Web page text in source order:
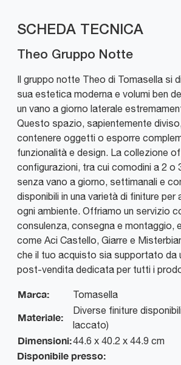
SCHEDA TECNICA
Theo Gruppo Notte
Il gruppo notte Theo di Tomasella si
sua estetica moderna e volumi ben
un vano a giorno laterale
Questo spazio, sapientemente
contenere oggetti o esporre
funzionalità e design. La collezione
configurazioni, tra cui comodini a 2 o
senza vano a giorno, settimanali e
disponibili in una varietà di finiture per
ogni ambiente. Offriamo un servizio
consulenza, consegna e montaggio,
come Aci Castello, Giarre e
che il tuo acquisto sia supportato da
post-vendita dedicata per tutti i
Marca: Tomasella
Materiale:
Diverse finiture
laccato)
Dimensioni:44.6 x 40.2 x 44.9 cm
Disponibile presso: